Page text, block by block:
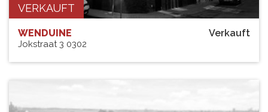
VERKAUFT
Verkauft
WENDUINE
Jokstraat 3 0302